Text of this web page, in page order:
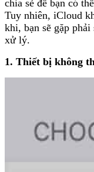
chia sẻ để bạn có
Tuy nhiên, iCloud
khi, bạn sẽ gặp
xử lý.
1. Thiết bị không